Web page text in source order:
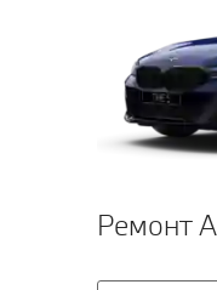
Ремонт